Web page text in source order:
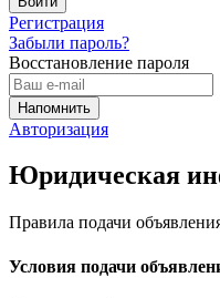
Регистрация
Забыли пароль?
Восстановление пароля
Авторизация
Юридическая
Правила подачи
Условия подачи